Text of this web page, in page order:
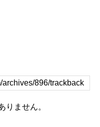
りません。